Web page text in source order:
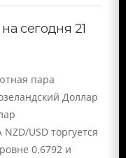
сегодня 21
пара
Доллар
USD торгуется
0.6792 и